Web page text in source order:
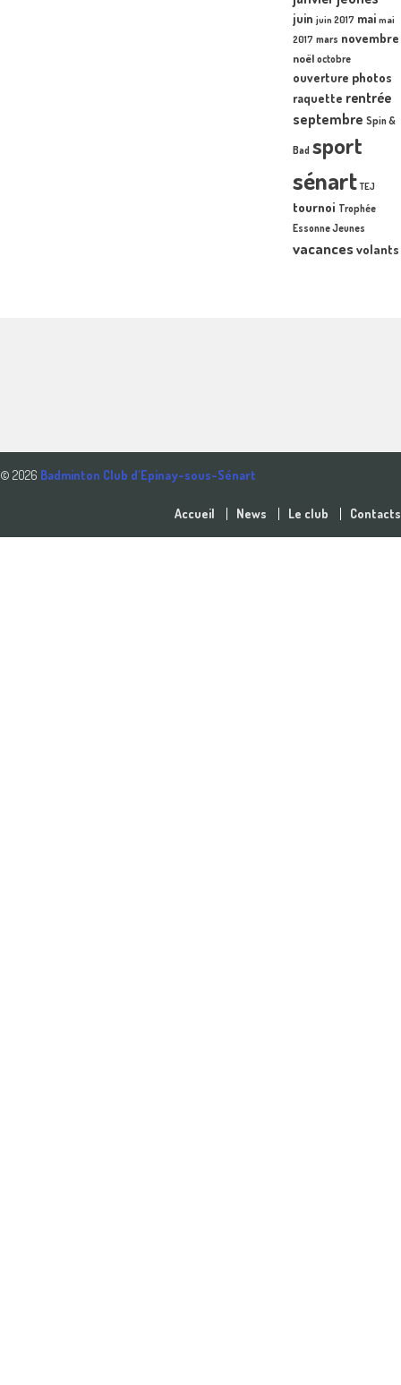
juin juin 2017 mai mai
2017 mars novembre
noël octobre
ouverture photos
raquette rentrée
septembre Spin &
Bad sport
sénart TEJ
tournoi Trophée
Essonne Jeunes
vacancesvolants
© 2026 Badminton Club d'Epinay-sous-Sénart
Accueil News Le club Contacts